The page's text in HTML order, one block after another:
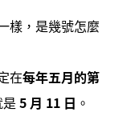
樣，是幾號怎麼
在每年五月的第
5 月 11 日 。